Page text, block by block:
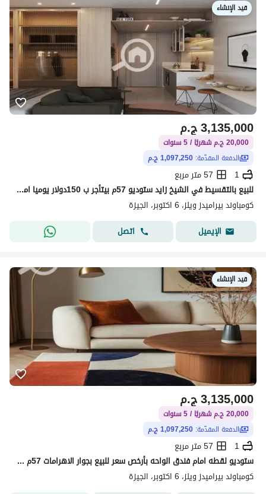
قيد الإنشاء
ج.م3,135,000
20,000 ج.م شهريًا / 5 سنوات
الدفعة المقدّمة: 1,097,250 ج.م
1
57 متر مربع
للبيع بالتقسيط في الشيخ زايد ستوديو 57م بيتأجر ب 150دولار يوميا امام فندق الواحه بسعر لقطه فقط مقدم 35%الف وجاهز للمعاينه الفوري بجوار المتحف المصري و
كومباوند بيراميدز ويلز، 6 اكتوبر، الجيزة
الإيميل
اتصل
قيد الإنشاء
ج.م3,135,000
20,000 ج.م شهريًا / 5 سنوات
الدفعة المقدّمة: 1,097,250 ج.م
1
57 متر مربع
ستوديو لقطه امام فندق الواحه بأرخص سعر للبيع بجوار الاهرامات 57م بعائد يوميا 150دولار وجاهز للمعاينه الفوري
كومباوند بيراميدز ويلز، 6 اكتوبر، الجيزة